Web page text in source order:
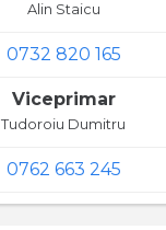
Alin Staicu
0732 820 165
Viceprimar
Tudoroiu Dumitru
0762 663 245